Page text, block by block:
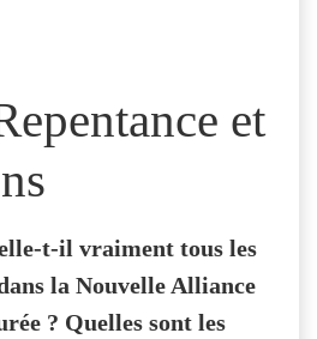
et
t-il vraiment tous les
la Nouvelle Alliance
? Quelles sont les